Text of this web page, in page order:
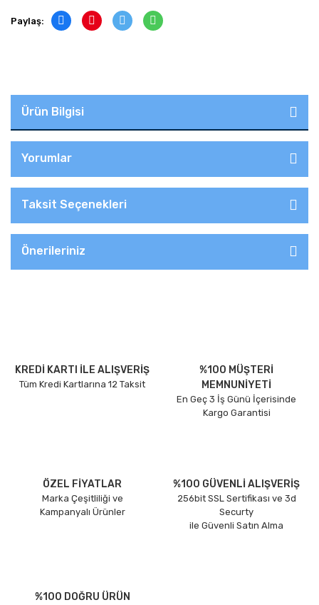
Paylaş:
Ürün Bilgisi
Yorumlar
Taksit Seçenekleri
Önerileriniz
KREDİ KARTI İLE ALIŞVERİŞ
Tüm Kredi Kartlarına 12 Taksit
%100 MÜŞTERİ
MEMNUNİYETİ
En Geç 3 İş Günü İçerisinde
Kargo Garantisi
ÖZEL FİYATLAR
Marka Çeşitliliği ve
Kampanyalı Ürünler
%100 GÜVENLİ ALIŞVERİŞ
256bit SSL Sertifikası ve 3d
Securty
ile Güvenli Satın Alma
%100 DOĞRU ÜRÜN